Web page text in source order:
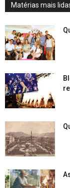
Matérias mais